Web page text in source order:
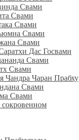
Свами
Свами
Свами
Свами
Свами
Дас Госвами
Свами
Свами
Чандра Чаран Прабху
Свами
Свами